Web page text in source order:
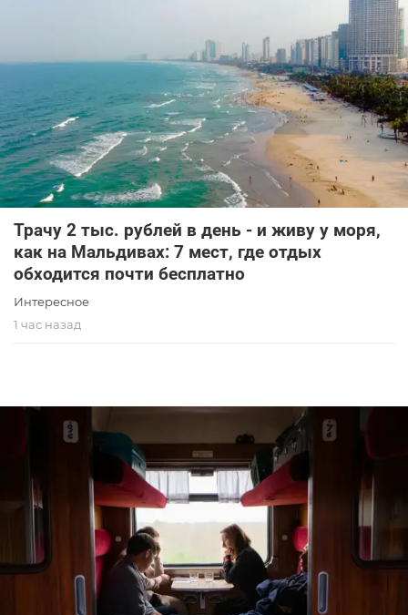
Трачу 2 тыс. рублей в день - и живу у моря,
как на Мальдивах: 7 мест, где отдых
обходится почти бесплатно
Интересное
1 час назад